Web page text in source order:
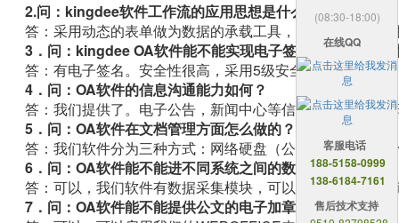
2.问：kingdee软件工作流的应用思想是什么？
答：采用动态的表单做为数据的承载工具，并和工作流程
3．问：kingdee OA软件能不能实现电子签名，有没有安
答：有电子签名。安全性很高，采用5级安全措施。
4．问：OA软件的信息沟通能力如何？
答：我们提供了。电子公告，新闻中心等信息发送功能。
5．问：OA软件在文档管理方面怎么做的？
答：我们软件分为三种方式：网络硬盘（公共）知识文档
6．问：OA软件能不能进不同系统之间的数据采集？
答：可以，我们软件有数据采集模块，可以很方便的实现
7．问：OA软件能不能提供公文的电子加章功能？
(08:30-18:00)
在线QQ
客服电话
188-5158-0999
138-6184-7161
售后技术支持